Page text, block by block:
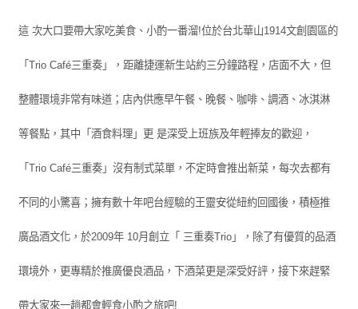
這 次大口要帶大家吃美食、小酌一番溜!位於台北華山1914文創園區的
「Trio Café三重奏」，距離捷運新生站約三分鐘路程，店面不大，但
整體環境非常有味道；店內供應早午餐、晚餐、咖啡、調酒、冰淇淋
等餐點，其中「酒食料理」更 是深受上班族及年輕捧友的歡迎，
「Trio Café三重奏」沒有制式菜單，不定時會推出新菜，每次去都有
不同的小驚喜；擁有數十年吧台經驗的王靈安從紐約回國後，積極推
廣品酒文化，於2009年 10月創立「 三重奏Trio」，除了有優質的品酒
環境外，更專精於推廣優良酒品，下酒菜更是深受好評，接下來趕緊
帶大家來一趟都會輕食小酌之旅吧!